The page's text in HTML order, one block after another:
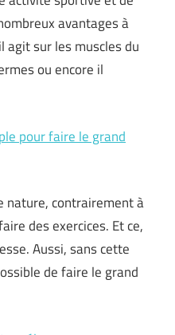
avantages à
agit sur les muscles du
ou encore il
pour faire le grand
nature, contrairement à
des exercices. Et ce,
Aussi, sans cette
de faire le grand